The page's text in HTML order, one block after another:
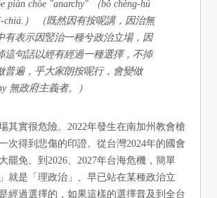
piàn chòe "anarchy" （bô chèng-hú
chiá.） （既然因有按呢講，因治無
有表示因竪治一種兮政治立場，因
這句話以經有經過一種選擇，不揷
普遍，乎大家朗按呢行，會變做
無政府主義者。）
其實很危險。2022年發生在南加州教會槍
次得到悲傷的印證。從台灣2024年的國會
罷免、到2026、2027年台海危機，簡單
就是「理政治」、早已站在某種政治立
經過選擇的，如果這樣的選擇普及到全台